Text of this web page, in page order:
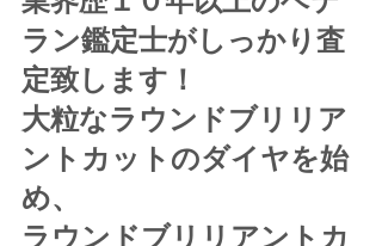
ラン鑑定士がしっかり査
定致します！
大粒なラウンドブリリア
ントカットのダイヤを始
め、
ラウンドブリリアントカ